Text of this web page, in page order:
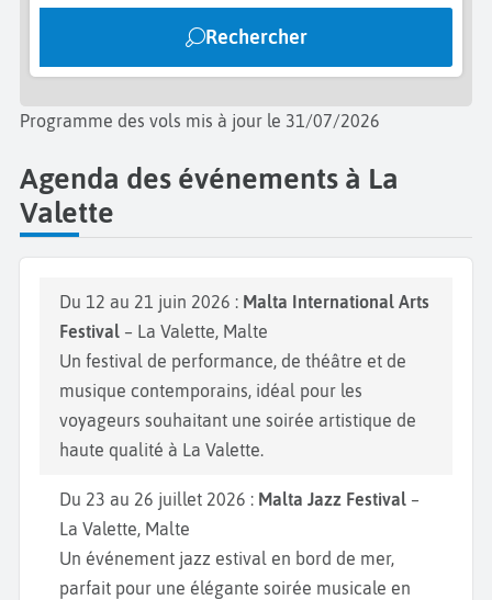
Rechercher
Programme des vols mis à jour le 31/07/2026
Agenda des événements à La
Valette
Du 12 au 21 juin 2026 : Malta International Arts
Festival – La Valette, Malte
Un festival de performance, de théâtre et de
musique contemporains, idéal pour les
voyageurs souhaitant une soirée artistique de
haute qualité à La Valette.
Du 23 au 26 juillet 2026 : Malta Jazz Festival –
La Valette, Malte
Un événement jazz estival en bord de mer,
parfait pour une élégante soirée musicale en